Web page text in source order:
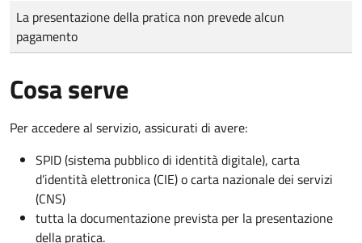
Tipo di pagamento
Importo
La presentazione della pratica non prevede alcun
pagamento
Cosa serve
Per accedere al servizio, assicurati di avere:
SPID (sistema pubblico di identità digitale), carta
d’identità elettronica (CIE) o carta nazionale dei servizi
(CNS)
tutta la documentazione prevista per la presentazione
della pratica.